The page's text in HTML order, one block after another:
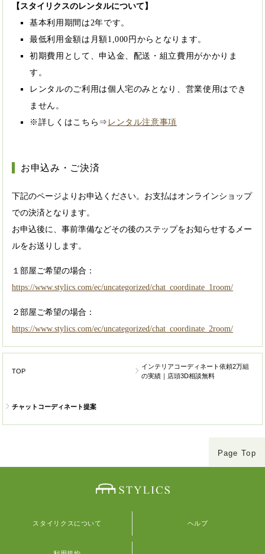
【スタイリクスのレンタルについて】
基本利用期間は2年です。
最低利用金額は月額1,000円からとなります。
初期費用として、申込金、配送・組立費用がかかりま
す。
レンタルのご利用は個人宅のみとなり、営業使用はでき
ません。
※詳しくはこちら⇒ レンタル注意事項
お申込み・ご決済
下記のページよりお申込ください。お支払はオンラインショップ
での決済となります。
お申込後に、事前準備などその後のステップをお知らせするメー
ルをお送りします。
１部屋ご希望の場合：
https://www.stylics.com/ec/uncategorized/chat_coordinate_1room/
２部屋ご希望の場合：
https://www.stylics.com/ec/uncategorized/chat_coordinate_2room/
TOP
インテリアコーディネート依頼2万組
の実績｜店頭3D相談無料
チャットコーディネート提案
Page Top
スタイリクスについて ヘルプ